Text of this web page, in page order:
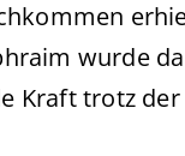
wurde
Kraft trotz der